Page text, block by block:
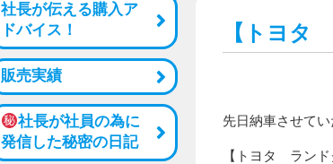
社長が伝える購入ア
ドバイス！
販売実績
社長が社員の為に
発信した秘密の日記
【トヨタ
先日納車させて
【トヨタ ラン